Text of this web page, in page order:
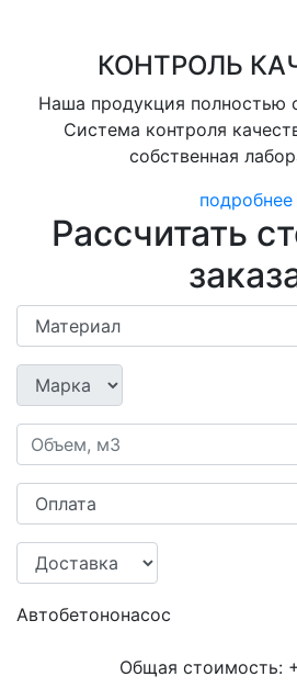
КОНТРОЛЬ
Наша продукция полностью
Система контроля
собственная
подробнее
Рассчитать
Автобетононасос
Общая стоимость: